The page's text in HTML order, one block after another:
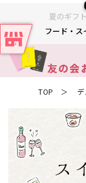
夏のギフ
フード・ス
TOP ＞